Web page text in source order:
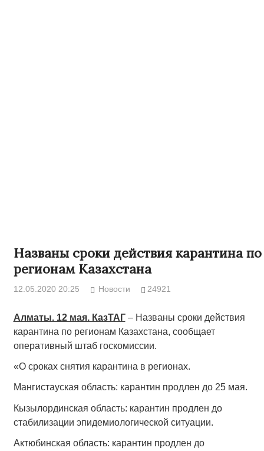
Названы сроки действия карантина по
регионам Казахстана
12.05.2020 20:25 Новости 24921
Алматы. 12 мая. КазТАГ– Названы сроки действия
карантина по регионам Казахстана, сообщает
оперативный штаб госкомиссии.
«О сроках снятия карантина в регионах.
Мангистауская область: карантин продлен до 25 мая.
Кызылординская область: карантин продлен до
стабилизации эпидемиологической ситуации.
Актюбинская область: карантин продлен до